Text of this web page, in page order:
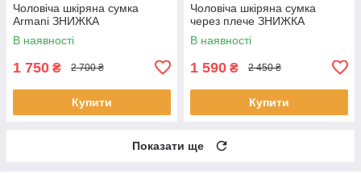
Чоловіча шкіряна сумка
Armani ЗНИЖКА
В наявності
1 750 ₴ 2 700 ₴
Купити
Чоловіча шкіряна сумка
через плече ЗНИЖКА
В наявності
1 590 ₴ 2 450 ₴
Купити
Показати ще